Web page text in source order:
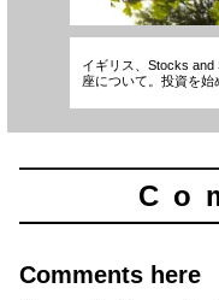
イギリス、Stocks and
座について。投資を始
Comments here